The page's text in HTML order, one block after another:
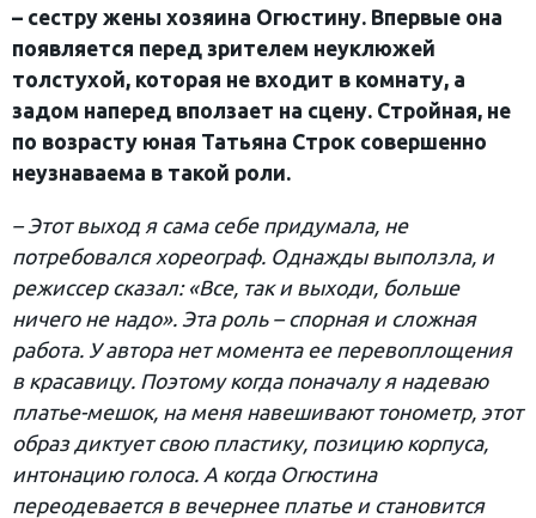
– сестру жены хозяина Огюстину. Впервые она
появляется перед зрителем неуклюжей
толстухой, которая не входит в комнату, а
задом наперед вползает на сцену. Стройная, не
по возрасту юная Татьяна Строк совершенно
неузнаваема в такой роли.
– Этот выход я сама себе придумала, не
потребовался хореограф. Однажды выползла, и
режиссер сказал: «Все, так и выходи, больше
ничего не надо». Эта роль – спорная и сложная
работа. У автора нет момента ее перевоплощения
в красавицу. Поэтому когда поначалу я надеваю
платье-мешок, на меня навешивают тонометр, этот
образ диктует свою пластику, позицию корпуса,
интонацию голоса. А когда Огюстина
переодевается в вечернее платье и становится